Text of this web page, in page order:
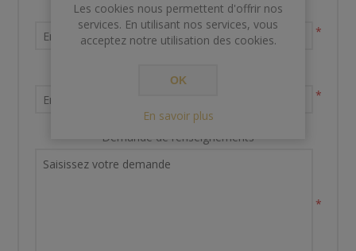
Nom et prénom
*
Votre adresse email
*
Demande de renseignements
*
Les cookies nous permettent d'offrir nos
services. En utilisant nos services, vous
acceptez notre utilisation des cookies.
OK
En savoir plus